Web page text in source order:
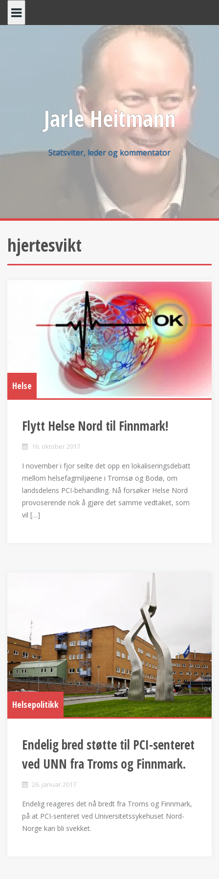
Jarle Heitmann
Statsviter, leder og kommentator
hjertesvikt
Helse
Flytt Helse Nord til Finnmark!
16. oktober 2017
I november i fjor seilte det opp en lokaliseringsdebatt
mellom helsefagmiljøene i Tromsø og Bodø, om
landsdelens PCI-behandling. Nå forsøker Helse Nord
provoserende nok å gjøre det samme vedtaket, som
vil […]
Helsepolitikk
Endelig bred støtte til PCI-senteret
ved UNN fra Troms og Finnmark.
26. januar 2017
Endelig reageres det nå bredt fra Troms og Finnmark,
på at PCI-senteret ved Universitetssykehuset Nord-
Norge kan bli svekket.